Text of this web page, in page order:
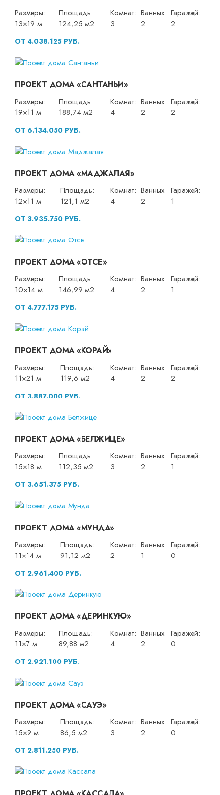
Размеры:
13×19 м
Площадь:
124,25 м2
Комнат:
3
Ванных:
2
Гаражей:
2
ОТ 4.038.125 РУБ.
ПРОЕКТ ДОМА «САНТАНЬИ»
Размеры:
19×11 м
Площадь:
188,74 м2
Комнат:
4
Ванных:
2
Гаражей:
2
ОТ 6.134.050 РУБ.
ПРОЕКТ ДОМА «МАДЖАЛАЯ»
Размеры:
12×11 м
Площадь:
121,1 м2
Комнат:
4
Ванных:
2
Гаражей:
1
ОТ 3.935.750 РУБ.
ПРОЕКТ ДОМА «ОТСЕ»
Размеры:
10×14 м
Площадь:
146,99 м2
Комнат:
4
Ванных:
2
Гаражей:
1
ОТ 4.777.175 РУБ.
ПРОЕКТ ДОМА «КОРАЙ»
Размеры:
11×21 м
Площадь:
119,6 м2
Комнат:
4
Ванных:
2
Гаражей:
2
ОТ 3.887.000 РУБ.
ПРОЕКТ ДОМА «БЕЛЖИЦЕ»
Размеры:
15×18 м
Площадь:
112,35 м2
Комнат:
3
Ванных:
2
Гаражей:
1
ОТ 3.651.375 РУБ.
ПРОЕКТ ДОМА «МУНДА»
Размеры:
11×14 м
Площадь:
91,12 м2
Комнат:
2
Ванных:
1
Гаражей:
0
ОТ 2.961.400 РУБ.
ПРОЕКТ ДОМА «ДЕРИНКУЮ»
Размеры:
11×7 м
Площадь:
89,88 м2
Комнат:
4
Ванных:
2
Гаражей:
0
ОТ 2.921.100 РУБ.
ПРОЕКТ ДОМА «САУЭ»
Размеры:
15×9 м
Площадь:
86,5 м2
Комнат:
3
Ванных:
2
Гаражей:
0
ОТ 2.811.250 РУБ.